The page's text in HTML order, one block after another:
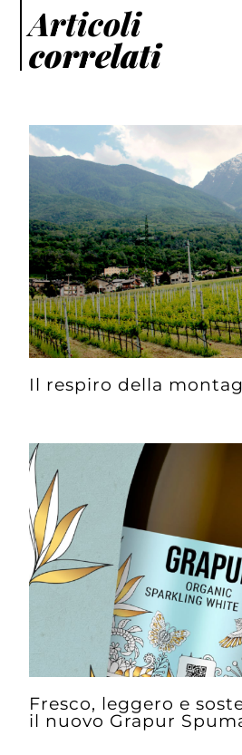
Articoli
correlati
Il respiro della
Fresco, leggero e
il nuovo Grapur